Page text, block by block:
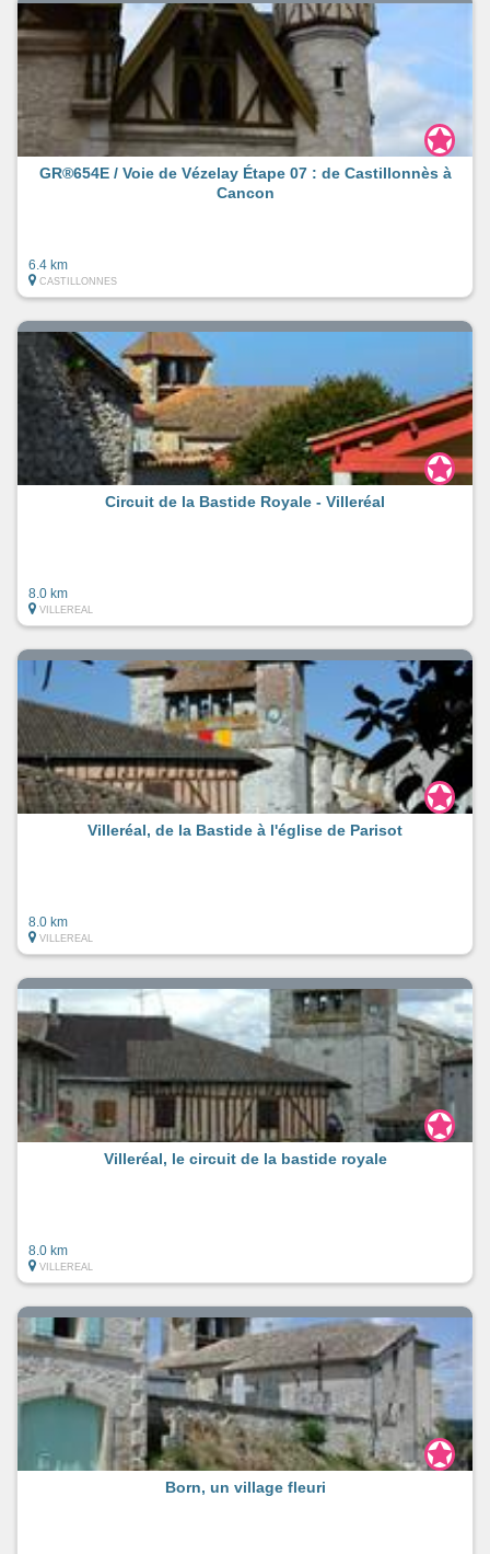
GR®654E / Voie de Vézelay Étape 07 : de Castillonnès à
Cancon
6.4 km
CASTILLONNES
Circuit de la Bastide Royale - Villeréal
8.0 km
VILLEREAL
Villeréal, de la Bastide à l'église de Parisot
8.0 km
VILLEREAL
Villeréal, le circuit de la bastide royale
8.0 km
VILLEREAL
Born, un village fleuri